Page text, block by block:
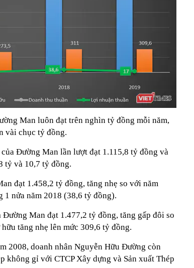
Man luôn đạt trên nghìn tỷ đồng mỗi năm,
vài chục tỷ đồng.
Đường Man lần lượt đạt 1.115,8 tỷ đồng và
tỷ và 10,7 tỷ đồng.
đạt 1.458,2 tỷ đồng, tăng nhẹ so với năm
1 nửa năm 2018 (38,6 tỷ đồng).
Man đạt 1.477,2 tỷ đồng, tăng gấp đôi so
tăng nhẹ lên mức 309,6 tỷ đồng.
2008, doanh nhân Nguyễn Hữu Đường còn
không gỉ với CTCP Xây dựng và Sản xuất Thép